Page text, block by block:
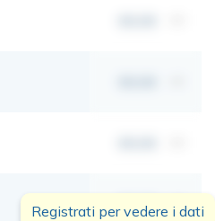
00,00 mt
Registrati per vedere i dati